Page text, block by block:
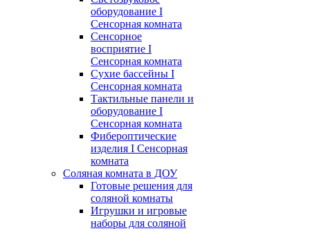
оборудование I
Сенсорная комната
Сенсорное
восприятие I
Сенсорная комната
Сухие бассейны I
Сенсорная комната
Тактильные панели и
оборудование I
Сенсорная комната
Фибероптические
изделия I Сенсорная
комната
Соляная комната в ДОУ
Готовые решения для
соляной комнаты
Игрушки и игровые
наборы для соляной